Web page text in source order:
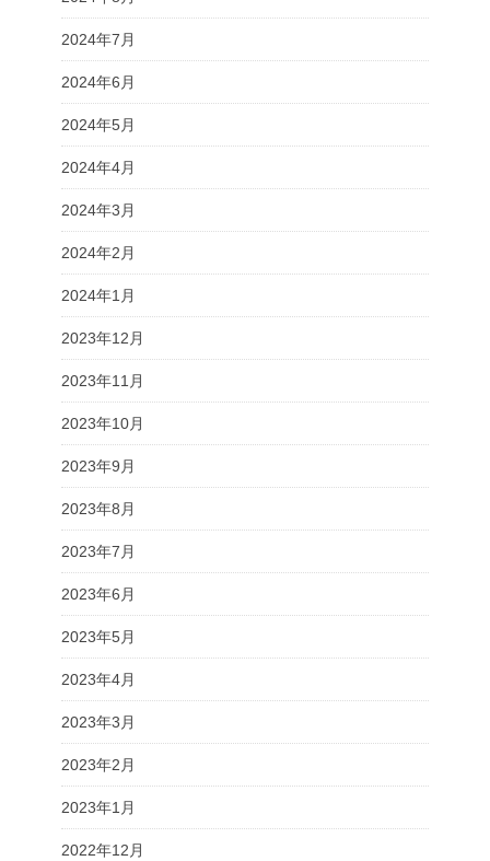
2024年7月
2024年6月
2024年5月
2024年4月
2024年3月
2024年2月
2024年1月
2023年12月
2023年11月
2023年10月
2023年9月
2023年8月
2023年7月
2023年6月
2023年5月
2023年4月
2023年3月
2023年2月
2023年1月
2022年12月